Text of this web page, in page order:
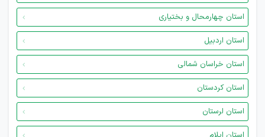
استان چهارمحال و بختیاری
استان اردبیل
استان خراسان شمالی
استان کردستان
استان لرستان